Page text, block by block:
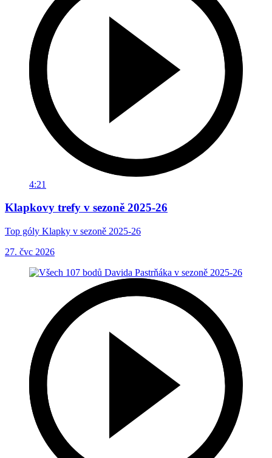
4:21
Klapkovy trefy v sezoně 2025-26
Top góly Klapky v sezoně 2025-26
27. čvc 2026